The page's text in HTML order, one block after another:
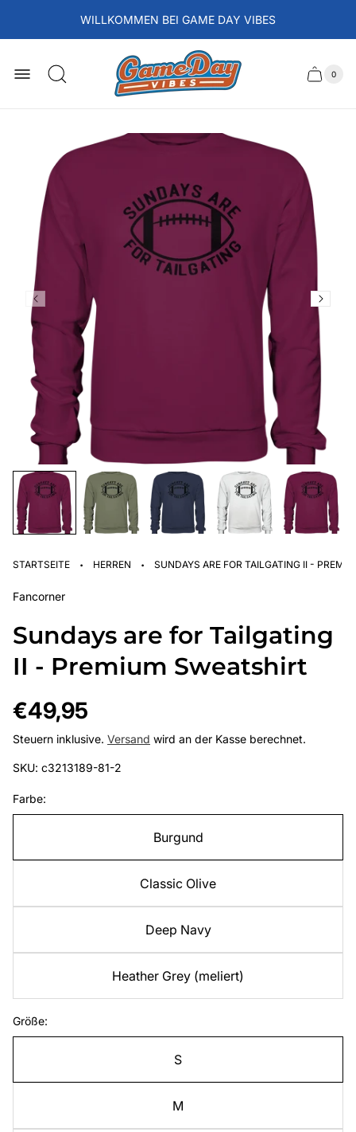
WILLKOMMEN BEI GAME DAY VIBES
Laden-
Logo
0
STARTSEITE · HERREN · SUNDAYS ARE FOR TAILGATING II -
Fancorner
Sundays are for Tailgating
II - Premium Sweatshirt
Regulärer
Preis
€49,95
Steuern inklusive. Versand wird an der Kasse berechnet.
SKU: c3213189-81-2
Farbe:
Burgund
Classic Olive
Deep Navy
Heather Grey (meliert)
Größe:
S
M